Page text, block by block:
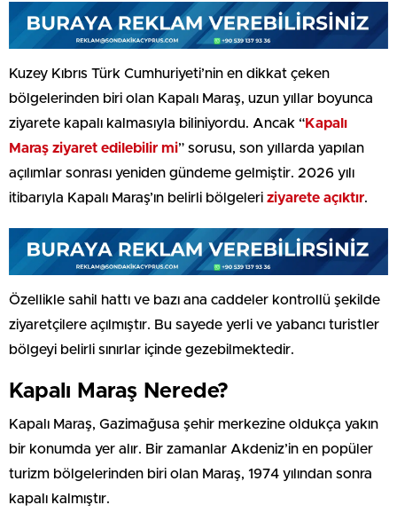
Kuzey Kıbrıs Türk Cumhuriyeti’nin en dikkat çeken
bölgelerinden biri olan Kapalı Maraş, uzun yıllar boyunca
ziyarete kapalı kalmasıyla biliniyordu. Ancak “Kapalı
Maraş ziyaret edilebilir mi” sorusu, son yıllarda yapılan
açılımlar sonrası yeniden gündeme gelmiştir. 2026 yılı
itibarıyla Kapalı Maraş’ın belirli bölgeleri ziyarete açıktır.
Özellikle sahil hattı ve bazı ana caddeler kontrollü şekilde
ziyaretçilere açılmıştır. Bu sayede yerli ve yabancı turistler
bölgeyi belirli sınırlar içinde gezebilmektedir.
Kapalı Maraş Nerede?
Kapalı Maraş, Gazimağusa şehir merkezine oldukça yakın
bir konumda yer alır. Bir zamanlar Akdeniz’in en popüler
turizm bölgelerinden biri olan Maraş, 1974 yılından sonra
kapalı kalmıştır.